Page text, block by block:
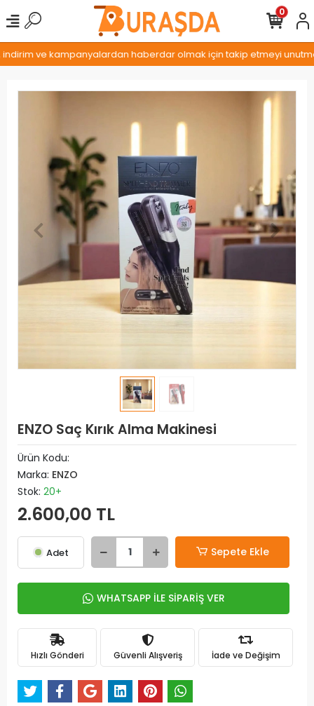
ve kampanyalardan haberdar olmak için takip etmeyi
0
ENZO Saç Kırık Alma Makinesi
Ürün Kodu:
Marka: ENZO
Stok: 20+
2.600,00 TL
Adet Sepete Ekle
WHATSAPP İLE SİPARİŞ VER
Hızlı Gönderi Güvenli Alışveriş İade ve Değişim